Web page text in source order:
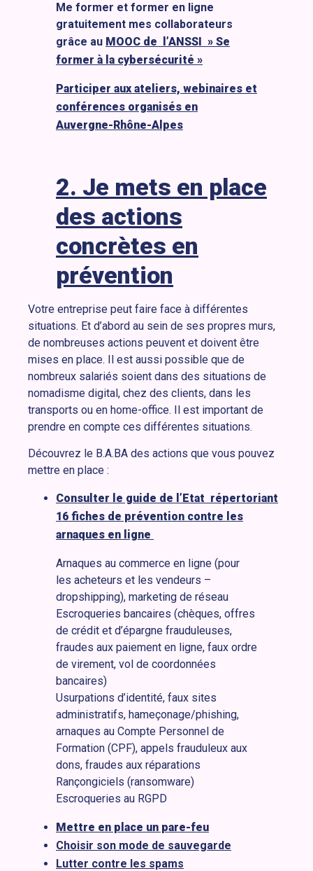
Me former et former en ligne
gratuitement mes collaborateurs
grâce au MOOC de l’ANSSI » Se
former à la cybersécurité »
Participer aux ateliers, webinaires et
conférences organisés en
Auvergne-Rhône-Alpes
2. Je mets en place
des actions
concrètes en
prévention
Votre entreprise peut faire face à différentes
situations. Et d’abord au sein de ses propres murs,
de nombreuses actions peuvent et doivent être
mises en place. Il est aussi possible que de
nombreux salariés soient dans des situations de
nomadisme digital, chez des clients, dans les
transports ou en home-office. Il est important de
prendre en compte ces différentes situations.
Découvrez le B.A.BA des actions que vous pouvez
mettre en place :
Consulter le guide de l’Etat répertoriant
16 fiches de prévention contre les
arnaques en ligne
Arnaques au commerce en ligne (pour
les acheteurs et les vendeurs –
dropshipping), marketing de réseau
Escroqueries bancaires (chèques, offres
de crédit et d’épargne frauduleuses,
fraudes aux paiement en ligne, faux ordre
de virement, vol de coordonnées
bancaires)
Usurpations d’identité, faux sites
administratifs, hameçonage/phishing,
arnaques au Compte Personnel de
Formation (CPF), appels frauduleux aux
dons, fraudes aux réparations
Rançongiciels (ransomware)
Escroqueries au RGPD
Mettre en place un pare-feu
Choisir son mode de sauvegarde
Lutter contre les spams